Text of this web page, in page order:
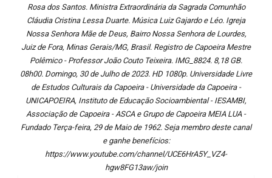
Rosa dos Santos. Ministra Extraordinária da Sagrada Comunhão
Cláudia Cristina Lessa Duarte. Música Luiz Gajardo e Léo. Igreja
Nossa Senhora Mãe de Deus, Bairro Nossa Senhora de Lourdes,
Juiz de Fora, Minas Gerais/MG, Brasil. Registro de Capoeira Mestre
Polêmico - Professor João Couto Teixeira. IMG_8824. 8,18 GB.
08h00. Domingo, 30 de Julho de 2023. HD 1080p. Universidade Livre
de Estudos Culturais da Capoeira - Universidade da Capoeira -
UNICAPOEIRA, Instituto de Educação Socioambiental - IESAMBI,
Associação de Capoeira - ASCA e Grupo de Capoeira MEIA LUA -
Fundado Terça-feira, 29 de Maio de 1962. Seja membro deste canal
e ganhe benefícios:
https://www.youtube.com/channel/UCE6HrA5Y_VZ4-
hgw8FG13aw/join